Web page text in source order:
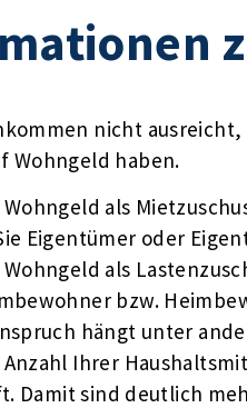
nicht
Wohngeld haben.
als
Eigentümer oder
als
bzw.
hängt unter
Ihrer
Damit sind deutlich